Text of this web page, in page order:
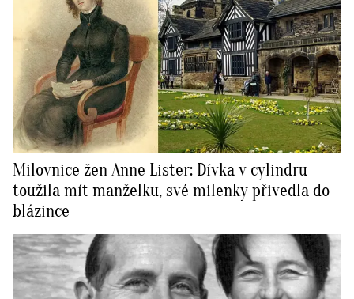
Milovnice žen Anne Lister: Dívka v cylindru
toužila mít manželku, své milenky přivedla do
blázince